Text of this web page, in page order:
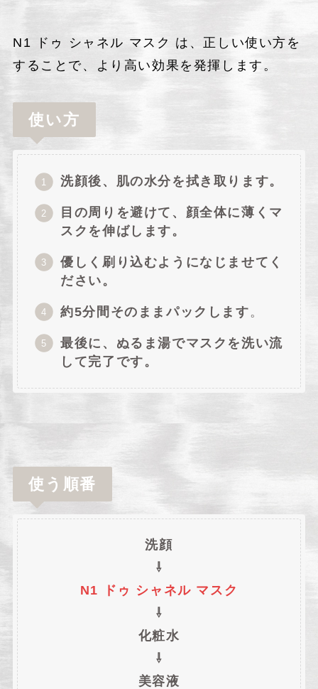
N1 ドゥ シャネル マスク は、正しい使い方を
することで、より高い効果を発揮します。
使い方
洗顔後、肌の水分を拭き取ります。
目の周りを避けて、顔全体に薄くマ
スクを伸ばします。
優しく刷り込むようになじませてく
ださい。
約5分間そのままパックします 。
最後に、ぬるま湯でマスクを洗い流
して完了です。
使う順番
洗顔
⇩
N1 ドゥ シャネル マスク
⇩
化粧水
⇩
美容液